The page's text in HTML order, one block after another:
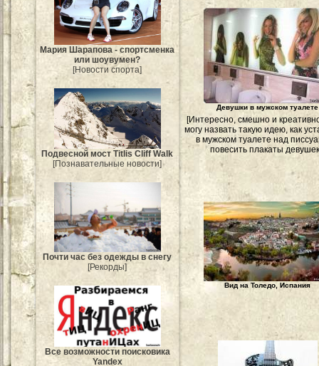
Мария Шарапова - спортсменка
или шоувумен?
[Новости спорта]
Подвесной мост Titlis Cliff Walk
[Познавательные новости]
Почти час без одежды в снегу
[Рекорды]
Все возможности поисковика
Yandex
Девушки в мужском туалете
[Интересно, смешно и
могу назвать такую идею, как
в мужском туалете над
повесить плакаты
Вид на Толедо, Испания